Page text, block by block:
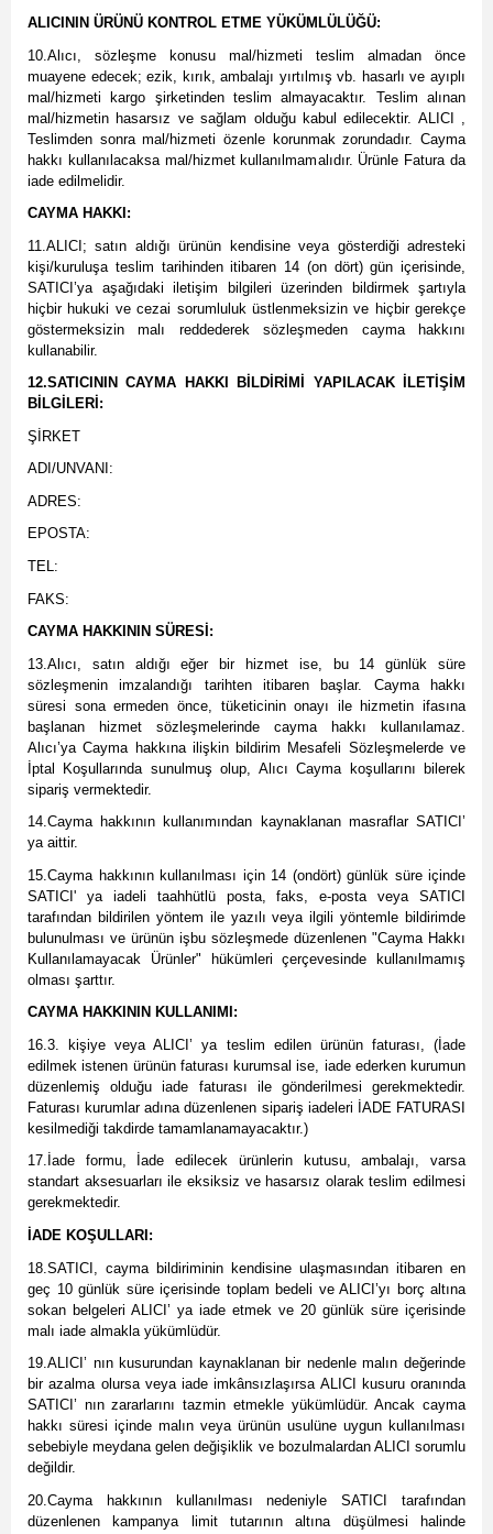
ALICININ ÜRÜNÜ KONTROL ETME YÜKÜMLÜLÜĞÜ:
10.Alıcı, sözleşme konusu mal/hizmeti teslim almadan önce
muayene edecek; ezik, kırık, ambalajı yırtılmış vb. hasarlı ve ayıplı
mal/hizmeti kargo şirketinden teslim almayacaktır. Teslim alınan
mal/hizmetin hasarsız ve sağlam olduğu kabul edilecektir. ALICI ,
Teslimden sonra mal/hizmeti özenle korunmak zorundadır. Cayma
hakkı kullanılacaksa mal/hizmet kullanılmamalıdır. Ürünle Fatura da
iade edilmelidir.
CAYMA HAKKI:
11.ALICI; satın aldığı ürünün kendisine veya gösterdiği adresteki
kişi/kuruluşa teslim tarihinden itibaren 14 (on dört) gün içerisinde,
SATICI’ya aşağıdaki iletişim bilgileri üzerinden bildirmek şartıyla
hiçbir hukuki ve cezai sorumluluk üstlenmeksizin ve hiçbir gerekçe
göstermeksizin malı reddederek sözleşmeden cayma hakkını
kullanabilir.
12.SATICININ CAYMA HAKKI BİLDİRİMİ YAPILACAK İLETİŞİM
BİLGİLERİ:
ŞİRKET
ADI/UNVANI:
ADRES:
EPOSTA:
TEL:
FAKS:
CAYMA HAKKININ SÜRESİ:
13.Alıcı, satın aldığı eğer bir hizmet ise, bu 14 günlük süre
sözleşmenin imzalandığı tarihten itibaren başlar. Cayma hakkı
süresi sona ermeden önce, tüketicinin onayı ile hizmetin ifasına
başlanan hizmet sözleşmelerinde cayma hakkı kullanılamaz.
Alıcı’ya Cayma hakkına ilişkin bildirim Mesafeli Sözleşmelerde ve
İptal Koşullarında sunulmuş olup, Alıcı Cayma koşullarını bilerek
sipariş vermektedir.
14.Cayma hakkının kullanımından kaynaklanan masraflar SATICI’
ya aittir.
15.Cayma hakkının kullanılması için 14 (ondört) günlük süre içinde
SATICI' ya iadeli taahhütlü posta, faks, e-posta veya SATICI
tarafından bildirilen yöntem ile yazılı veya ilgili yöntemle bildirimde
bulunulması ve ürünün işbu sözleşmede düzenlenen "Cayma Hakkı
Kullanılamayacak Ürünler" hükümleri çerçevesinde kullanılmamış
olması şarttır.
CAYMA HAKKININ KULLANIMI:
16.3. kişiye veya ALICI’ ya teslim edilen ürünün faturası, (İade
edilmek istenen ürünün faturası kurumsal ise, iade ederken kurumun
düzenlemiş olduğu iade faturası ile gönderilmesi gerekmektedir.
Faturası kurumlar adına düzenlenen sipariş iadeleri İADE FATURASI
kesilmediği takdirde tamamlanamayacaktır.)
17.İade formu, İade edilecek ürünlerin kutusu, ambalajı, varsa
standart aksesuarları ile eksiksiz ve hasarsız olarak teslim edilmesi
gerekmektedir.
İADE KOŞULLARI:
18.SATICI, cayma bildiriminin kendisine ulaşmasından itibaren en
geç 10 günlük süre içerisinde toplam bedeli ve ALICI’yı borç altına
sokan belgeleri ALICI’ ya iade etmek ve 20 günlük süre içerisinde
malı iade almakla yükümlüdür.
19.ALICI’ nın kusurundan kaynaklanan bir nedenle malın değerinde
bir azalma olursa veya iade imkânsızlaşırsa ALICI kusuru oranında
SATICI’ nın zararlarını tazmin etmekle yükümlüdür. Ancak cayma
hakkı süresi içinde malın veya ürünün usulüne uygun kullanılması
sebebiyle meydana gelen değişiklik ve bozulmalardan ALICI sorumlu
değildir.
20.Cayma hakkının kullanılması nedeniyle SATICI tarafından
düzenlenen kampanya limit tutarının altına düşülmesi halinde